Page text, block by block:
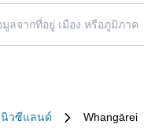
นิวซีแลนด์ Whangārei